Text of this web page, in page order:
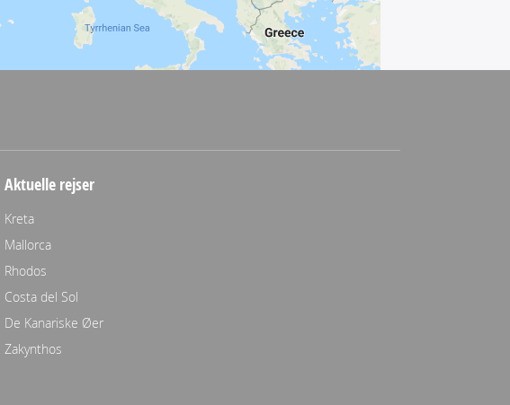
Aktuelle rejser
Kreta
Mallorca
Rhodos
Costa del Sol
De Kanariske Øer
Zakynthos